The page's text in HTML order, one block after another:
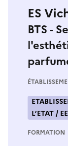
ES
BTS -
L’ETAT /
FORMATION